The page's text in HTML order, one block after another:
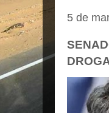
5 de